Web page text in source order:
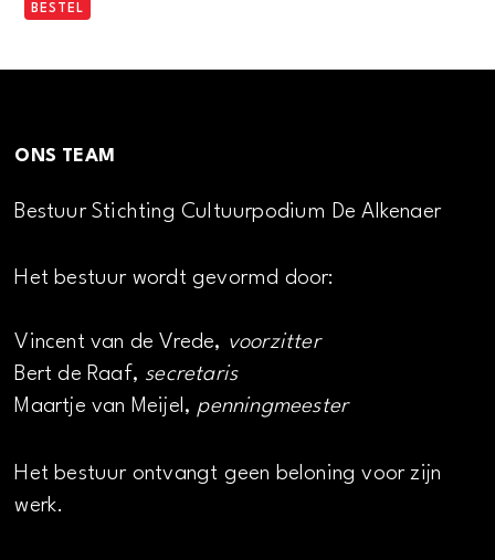
BESTEL
ONS TEAM
Bestuur Stichting Cultuurpodium De Alkenaer
Het bestuur wordt gevormd door:
Vincent van de Vrede, voorzitter
Bert de Raaf, secretaris
Maartje van Meijel, penningmeester
Het bestuur ontvangt geen beloning voor zijn
werk.